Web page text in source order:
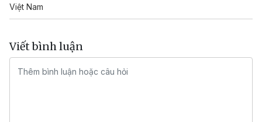
Việt Nam
Viết bình luận